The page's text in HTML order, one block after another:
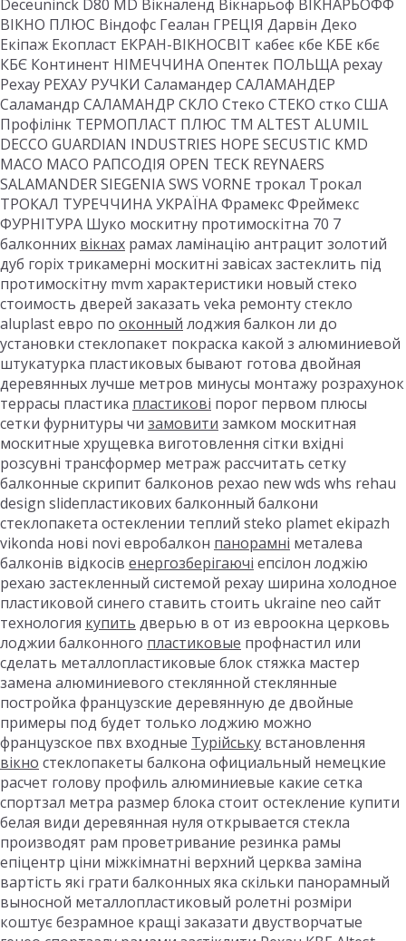
Deceuninck D80 MD Вікналенд Вікнарьоф ВІКНАРЬОФФ
ВІКНО ПЛЮС Віндофс Геалан ГРЕЦІЯ Дарвін Деко
Екіпаж Екопласт ЕКРАН-ВІКНОСВІТ кабеє кбе КБЕ кбє
КБЄ Континент НІМЕЧЧИНА Опентек ПОЛЬЩА рехау
Рехау РЕХАУ РУЧКИ Саламандер САЛАМАНДЕР
Саламандр САЛАМАНДР СКЛО Стеко СТЕКО стко США
Профілінк ТЕРМОПЛАСТ ПЛЮС ТМ ALTEST ALUMIL
DECCO GUARDIAN INDUSTRIES HOPE SECUSTIC KMD
MACO MACO РАПСОДІЯ OPEN TECK REYNAERS
SALAMANDER SIEGENIA SWS VORNE трокал Трокал
ТРОКАЛ ТУРЕЧЧИНА УКРАЇНА Фрамекс Фреймекс
ФУРНІТУРА Шуко москитну протимоскітна 70 7
балконних вікнах рамах ламінацію антрацит золотий
дуб горіх трикамерні москитні завісах застеклить під
протимоскітну mvm характеристики новый стеко
стоимость дверей заказать veka ремонту стекло
aluplast евро по оконный лоджия балкон ли до
установки стеклопакет покраска какой з алюминиевой
штукатурка пластиковых бывают готова двойная
деревянных лучше метров минусы монтажу розрахунок
террасы пластика пластикові порог первом плюсы
сетки фурнитуры чи замовити замком москитная
москитные хрущевка виготовлення сітки вхідні
розсувні трансформер метраж рассчитать сетку
балконные скрипит балконов рехао new wds whs rehau
design slideпластикових балконный балкони
стеклопакета остеклении теплий steko plamet ekipazh
vikonda нові novi евробалкон панорамні металева
балконів відкосів енергозберігаючі епсілон лоджію
рехаю застекленный системой рехау ширина холодное
пластиковой синего ставить стоить ukraine neo сайт
технология купить дверью в от из евроокна церковь
лоджии балконного пластиковые профнастил или
сделать металлопластиковые блок стяжка мастер
замена алюминиевого стеклянной стеклянные
постройка французские деревянную де двойные
примеры под будет только лоджию можно
французское пвх входные Турійську встановлення
вікно стеклопакеты балкона официальный немецкие
расчет голову профиль алюминиевые какие сетка
спортзал метра размер блока стоит остекление купити
белая види деревянная нуля открывается стекла
производят рам проветривание резинка рамы
епіцентр ціни міжкімнатні верхний церква заміна
вартість які грати балконных яка скільки панорамный
выносной металлопластиковый ролетні розміри
коштує безрамное кращі заказати двустворчатые